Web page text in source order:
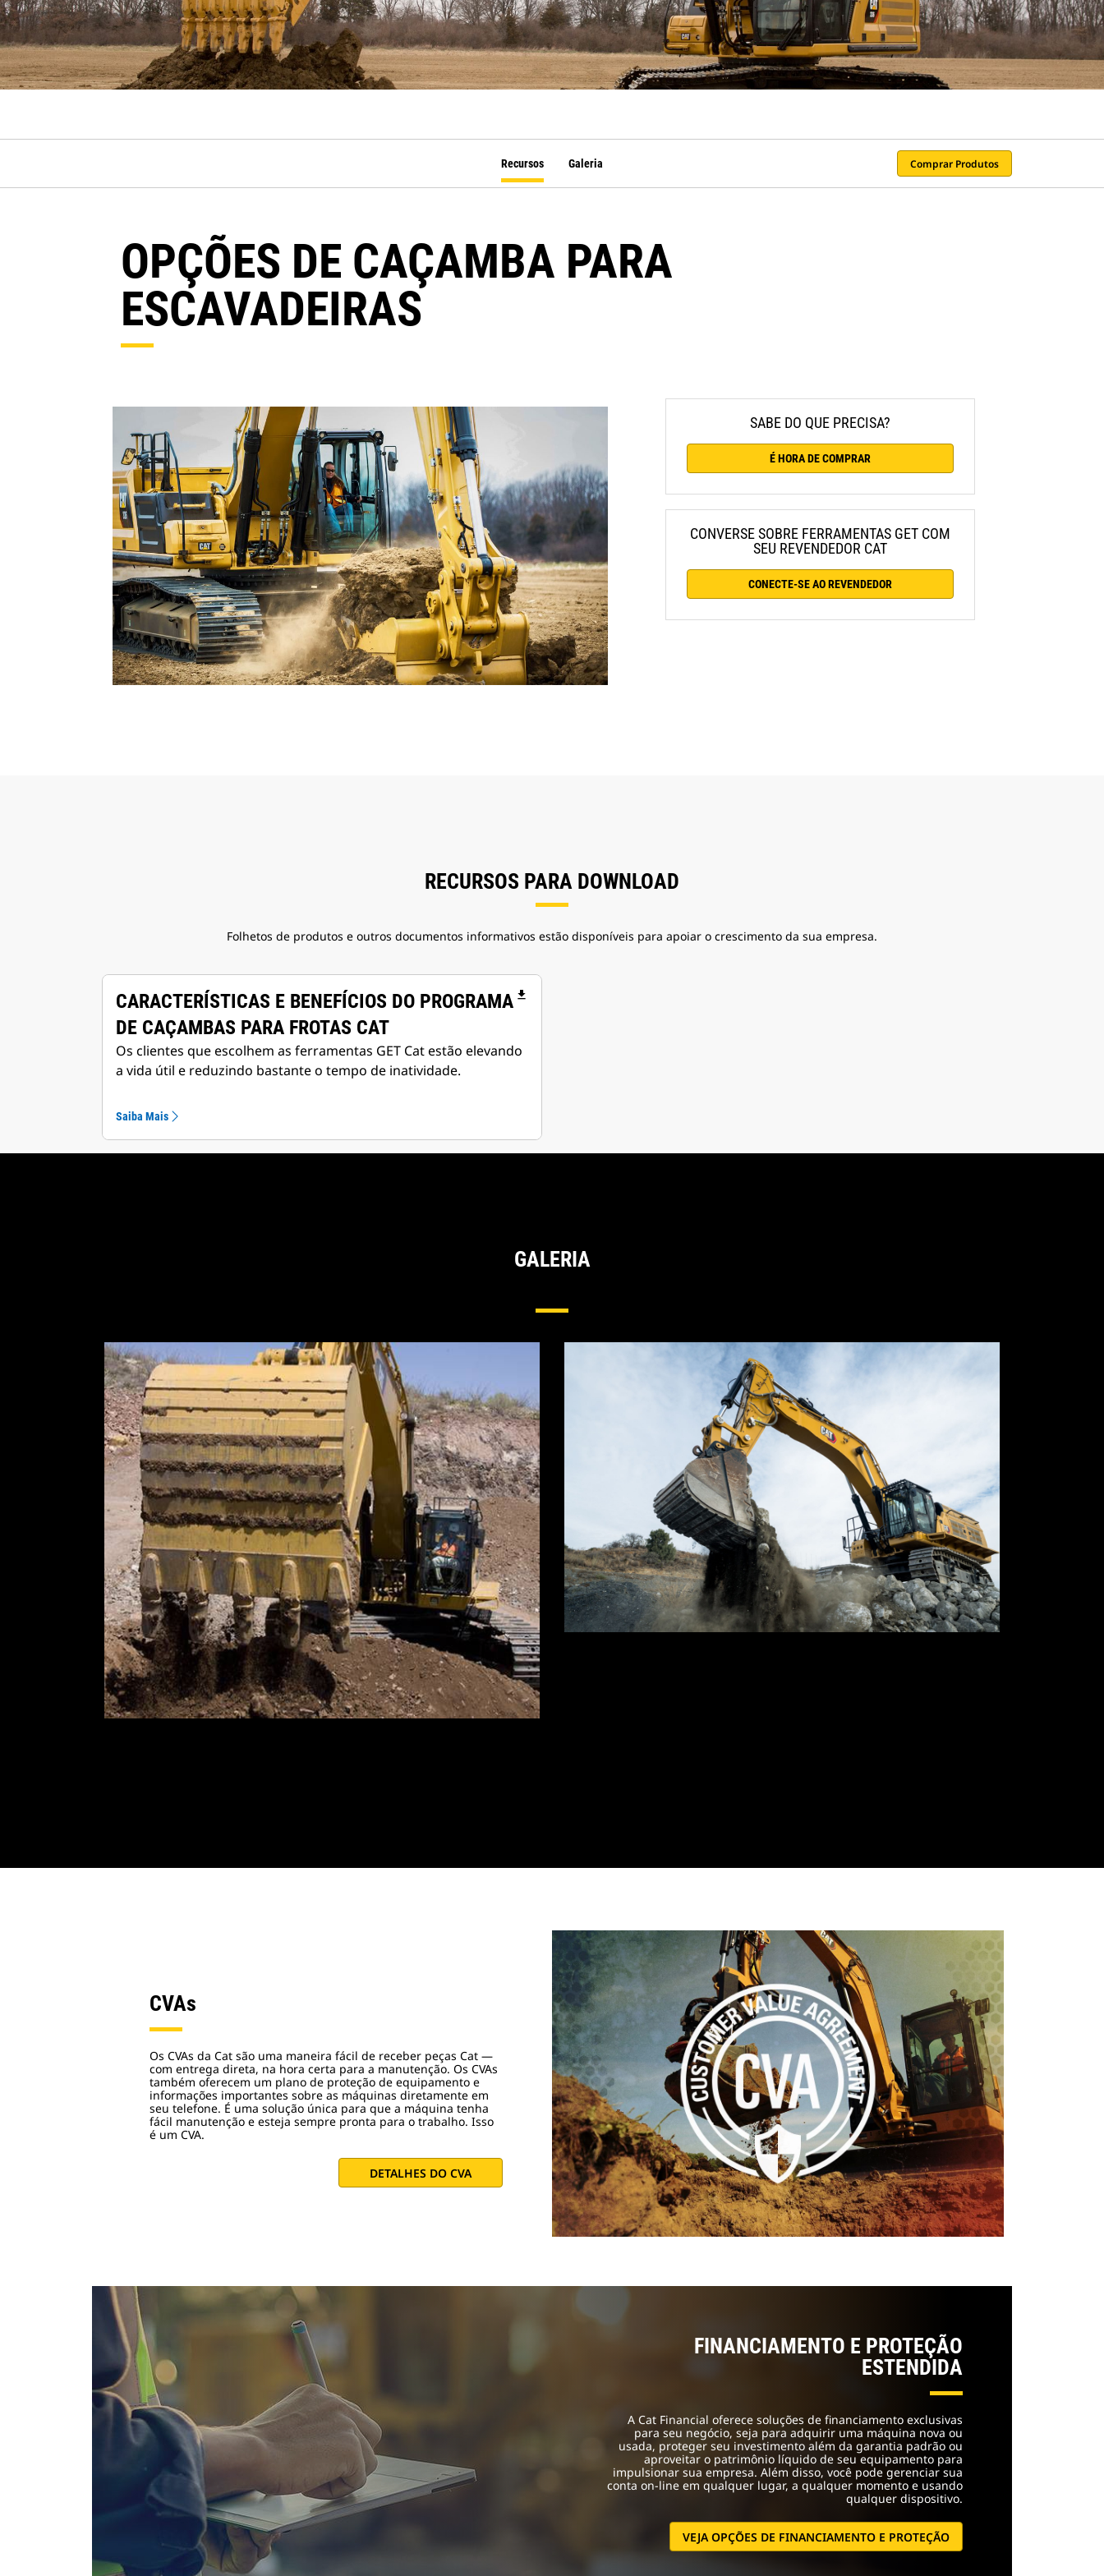
Recursos Galeria Comprar Produtos
OPÇÕES DE CAÇAMBA PARA
ESCAVADEIRAS
SABE DO QUE PRECISA?
É HORA DE COMPRAR
CONVERSE SOBRE FERRAMENTAS GET COM
SEU REVENDEDOR CAT
CONECTE-SE AO REVENDEDOR
RECURSOS PARA DOWNLOAD
Folhetos de produtos e outros documentos informativos estão disponíveis para apoiar o crescimento da sua empresa.
CARACTERÍSTICAS E BENEFÍCIOS DO PROGRAMA
DE CAÇAMBAS PARA FROTAS CAT
file_download
Os clientes que escolhem as ferramentas GET Cat estão elevando
a vida útil e reduzindo bastante o tempo de inatividade.
Saiba Mais
GALERIA
CVAs
Os CVAs da Cat são uma maneira fácil de receber peças Cat —
com entrega direta, na hora certa para a manutenção. Os CVAs
também oferecem um plano de proteção de equipamento e
informações importantes sobre as máquinas diretamente em
seu telefone. É uma solução única para que a máquina tenha
fácil manutenção e esteja sempre pronta para o trabalho. Isso
é um CVA.
DETALHES DO CVA
FINANCIAMENTO E PROTEÇÃO
ESTENDIDA
A Cat Financial oferece soluções de financiamento exclusivas
para seu negócio, seja para adquirir uma máquina nova ou
usada, proteger seu investimento além da garantia padrão ou
aproveitar o patrimônio líquido de seu equipamento para
impulsionar sua empresa. Além disso, você pode gerenciar sua
conta on-line em qualquer lugar, a qualquer momento e usando
qualquer dispositivo.
VEJA OPÇÕES DE FINANCIAMENTO E PROTEÇÃO